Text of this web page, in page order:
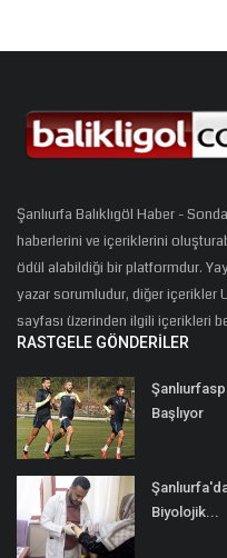
Şanlıurfa Balıklıgöl Haber -
haberlerini ve içeriklerini
ödül alabildiği bir platformdur.
yazar sorumludur, diğer içerikler
sayfası üzerinden ilgili içerikleri
RASTGELE GÖNDERILER
Başlıyor
Biyolojik...